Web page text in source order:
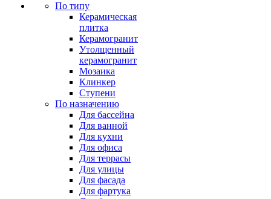
По типу
Керамическая
плитка
Керамогранит
Утолщенный
керамогранит
Мозаика
Клинкер
Ступени
По назначению
Для бассейна
Для ванной
Для кухни
Для офиса
Для террасы
Для улицы
Для фасада
Для фартука